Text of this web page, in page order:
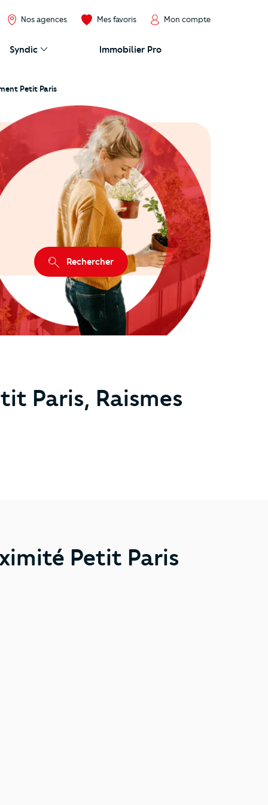
Nos agences Mes favoris Mon compte
Syndic Immobilier Pro
Petit Paris
Rechercher
Paris, Raismes
Petit Paris